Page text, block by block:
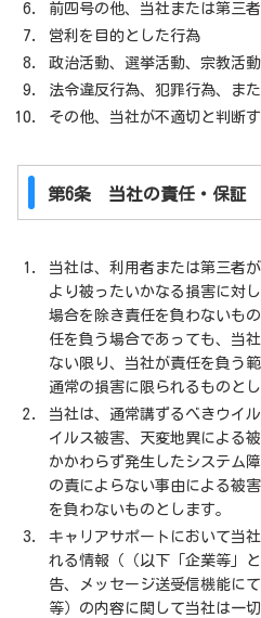
前四号の他、当社または第三
営利を目的とした行為
政治活動、選挙活動、宗教活
法令違反行為、犯罪行為、ま
その他、当社が不適切と判断
第6条 当社の責任・保証
当社は、利用者または第三者
より被ったいかなる損害に対
場合を除き責任を負わないも
任を負う場合であっても、当
ない限り、当社が責任を負う
通常の損害に限られるものとし
当社は、通常講ずるべきウイ
イルス被害、天変地異による
かかわらず発生したシステム
の責によらない事由による被
を負わないものとします。
キャリアサポートにおいて当
れる情報（（以下「企業等」
告、メッセージ送受信機能に
等）の内容に関して当社は一